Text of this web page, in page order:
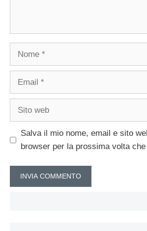
Nome
Email
Sito
Salva il mio nome, email e sito
browser per la prossima volta